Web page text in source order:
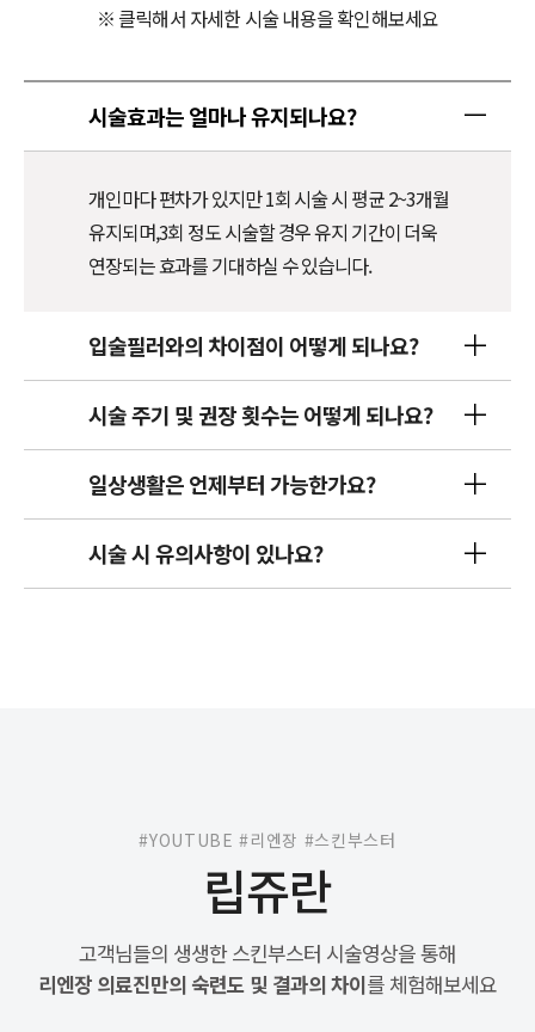
※ 클릭해서 자세한 시술 내용을 확인해보세요
시술효과는 얼마나 유지되나요?
개인마다 편차가 있지만 1회 시술 시 평균 2~3개월
유지되며,3회 정도 시술할 경우 유지 기간이 더욱
연장되는 효과를 기대하실 수 있습니다.
입술필러와의 차이점이 어떻게 되나요?
시술 주기 및 권장 횟수는 어떻게 되나요?
일상생활은 언제부터 가능한가요?
시술 시 유의사항이 있나요?
#YOUTUBE #리엔장 #스킨부스터
립쥬란
고객님들의 생생한 스킨부스터 시술영상을 통해
리엔장 의료진만의 숙련도 및 결과의 차이를 체험해보세요